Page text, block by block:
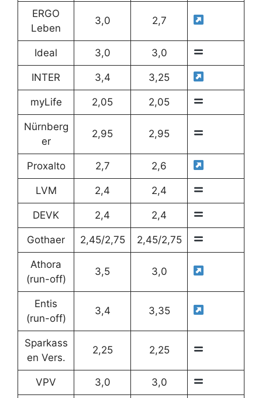
ERGO
Leben
3,0 2,7
Ideal 3,0 3,0
INTER 3,4 3,25
myLife 2,05 2,05
Nürnberg
er
2,95 2,95
Proxalto 2,7 2,6
LVM 2,4 2,4
DEVK 2,4 2,4
Gothaer 2,45/2,75 2,45/2,75
Athora
(run-off)
3,5 3,0
Entis
(run-off)
3,4 3,35
Sparkass
en Vers.
2,25 2,25
VPV 3,0 3,0